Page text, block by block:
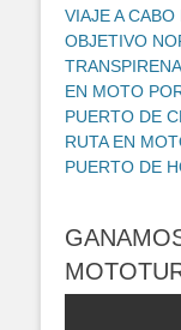
VIAJE A
OBJETIVO
EN MOTO
PUERTO DE
RUTA EN
PUERTO DE